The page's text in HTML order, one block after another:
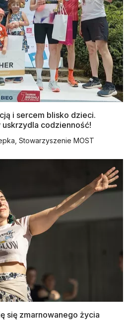
i sercem blisko dzieci.
uskrzydla codzienność!
Stowarzyszenie MOST
się zmarnowanego życia